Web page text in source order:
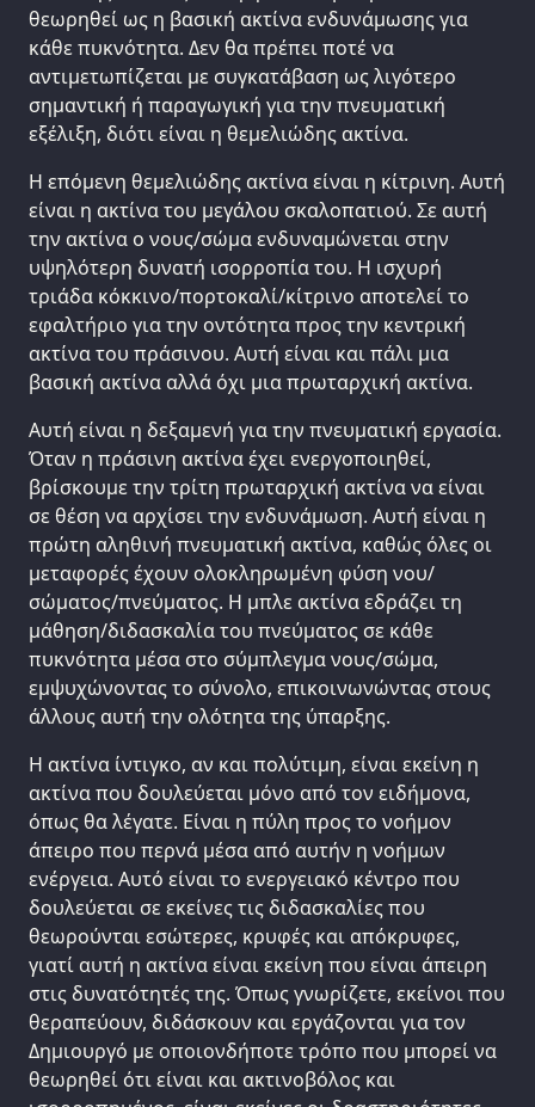
θεωρηθεί ως η βασική ακτίνα ενδυνάμωσης για
κάθε πυκνότητα. Δεν θα πρέπει ποτέ να
αντιμετωπίζεται με συγκατάβαση ως λιγότερο
σημαντική ή παραγωγική για την πνευματική
εξέλιξη, διότι είναι η θεμελιώδης ακτίνα.
Η επόμενη θεμελιώδης ακτίνα είναι η κίτρινη. Αυτή
είναι η ακτίνα του μεγάλου σκαλοπατιού. Σε αυτή
την ακτίνα ο νους/σώμα ενδυναμώνεται στην
υψηλότερη δυνατή ισορροπία του. Η ισχυρή
τριάδα κόκκινο/πορτοκαλί/κίτρινο αποτελεί το
εφαλτήριο για την οντότητα προς την κεντρική
ακτίνα του πράσινου. Αυτή είναι και πάλι μια
βασική ακτίνα αλλά όχι μια πρωταρχική ακτίνα.
Αυτή είναι η δεξαμενή για την πνευματική εργασία.
Όταν η πράσινη ακτίνα έχει ενεργοποιηθεί,
βρίσκουμε την τρίτη πρωταρχική ακτίνα να είναι
σε θέση να αρχίσει την ενδυνάμωση. Αυτή είναι η
πρώτη αληθινή πνευματική ακτίνα, καθώς όλες οι
μεταφορές έχουν ολοκληρωμένη φύση νου/
σώματος/πνεύματος. Η μπλε ακτίνα εδράζει τη
μάθηση/διδασκαλία του πνεύματος σε κάθε
πυκνότητα μέσα στο σύμπλεγμα νους/σώμα,
εμψυχώνοντας το σύνολο, επικοινωνώντας στους
άλλους αυτή την ολότητα της ύπαρξης.
Η ακτίνα ίντιγκο, αν και πολύτιμη, είναι εκείνη η
ακτίνα που δουλεύεται μόνο από τον ειδήμονα,
όπως θα λέγατε. Είναι η πύλη προς το νοήμον
άπειρο που περνά μέσα από αυτήν η νοήμων
ενέργεια. Αυτό είναι το ενεργειακό κέντρο που
δουλεύεται σε εκείνες τις διδασκαλίες που
θεωρούνται εσώτερες, κρυφές και απόκρυφες,
γιατί αυτή η ακτίνα είναι εκείνη που είναι άπειρη
στις δυνατότητές της. Όπως γνωρίζετε, εκείνοι που
θεραπεύουν, διδάσκουν και εργάζονται για τον
Δημιουργό με οποιονδήποτε τρόπο που μπορεί να
θεωρηθεί ότι είναι και ακτινοβόλος και